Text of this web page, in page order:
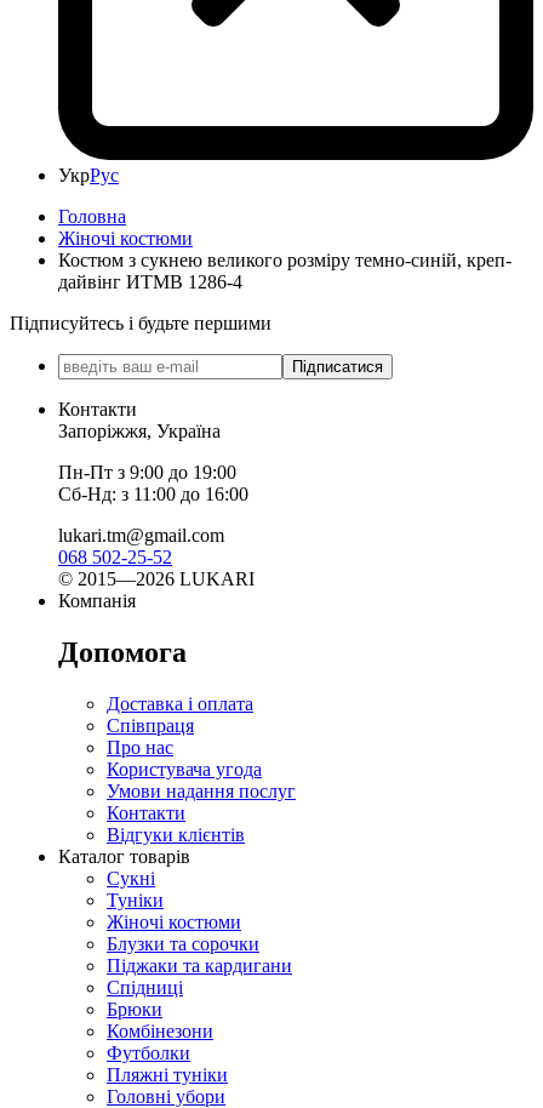
УкрРус
Головна
Жіночі костюми
Костюм з сукнею великого розміру темно-синій, креп-
дайвінг ИТМВ 1286-4
Підписуйтесь і будьте першими
Підписатися
Контакти
Запоріжжя, Україна
Пн-Пт з 9:00 до 19:00
Сб-Нд: з 11:00 до 16:00
lukari.tm@gmail.com
068 502-25-52
© 2015—2026 LUKARI
Компанія
Допомога
Доставка і оплата
Співпраця
Про нас
Користувача угода
Умови надання послуг
Контакти
Відгуки клієнтів
Каталог товарів
Сукні
Туніки
Жіночі костюми
Блузки та сорочки
Піджаки та кардигани
Спідниці
Брюки
Комбінезони
Футболки
Пляжні туніки
Головні убори